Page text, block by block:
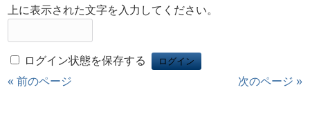
上に表示された文字を入力してください。
ログイン状態を保存する
« 前のページ
次のページ »